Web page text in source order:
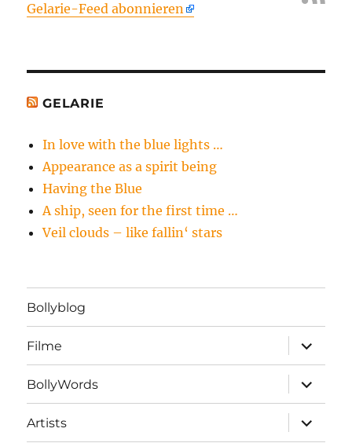
Gelarie-Feed abonnieren
GELARIE
In love with the blue lights …
Appearance as a spirit being
Having the Blue
A ship, seen for the first time …
Veil clouds – like fallin‘ stars
Bollyblog
Filme
öffnen
BollyWords
öffnen
Artists
öffnen